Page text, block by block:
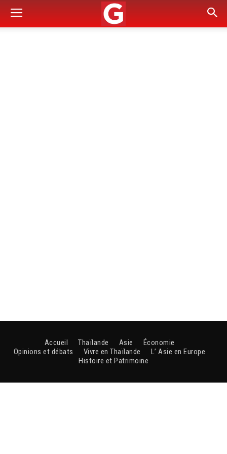
Accueil Thaïlande Asie
Économie
Opinions et débats
Vivre en Thaïlande
L’ Asie en Europe
Histoire et Patrimoine